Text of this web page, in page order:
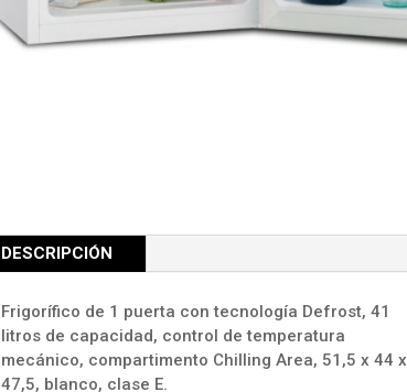
DESCRIPCIÓN
Frigorífico de 1 puerta con tecnología Defrost, 41
litros de capacidad, control de temperatura
mecánico, compartimento Chilling Area, 51,5 x 44 x
47,5, blanco, clase E.